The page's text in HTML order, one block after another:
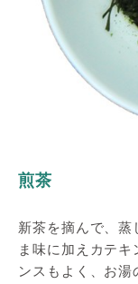
煎茶
新茶を摘んで、蒸
ま味に加えカテ
ンスもよく、お湯